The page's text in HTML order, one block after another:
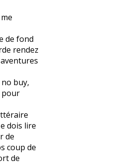
de fond
rendez
buy,
pour
dois lire
de
coup de
de